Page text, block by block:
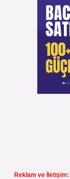
Reklam ve İletişim: